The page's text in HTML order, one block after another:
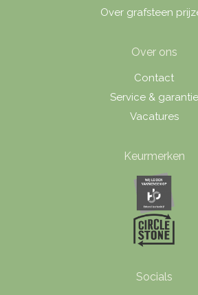
Over grafsteen
Over ons
Contact
Service & garantie
Vacatures
Keurmerken
Socials